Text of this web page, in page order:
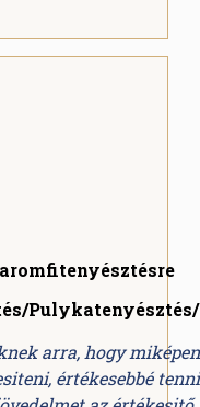
arra, hogy miképen
értékesebbé